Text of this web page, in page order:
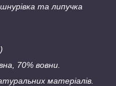
та липучка
70% вовни.
матеріалів.